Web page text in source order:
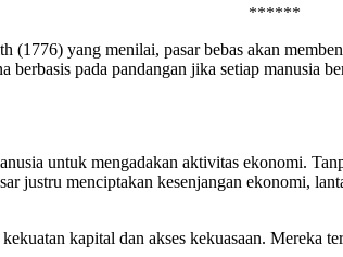
******
yang menilai, pasar bebas akan
berbasis pada pandangan jika setiap
untuk mengadakan aktivitas ekonomi.
justru menciptakan kesenjangan ekonomi,
kapital dan akses kekuasaan. Mereka